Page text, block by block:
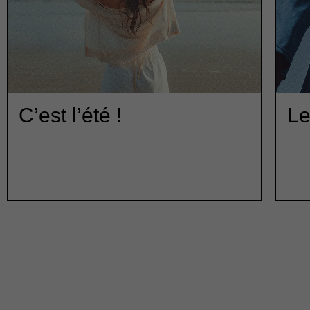
C’est l’été !